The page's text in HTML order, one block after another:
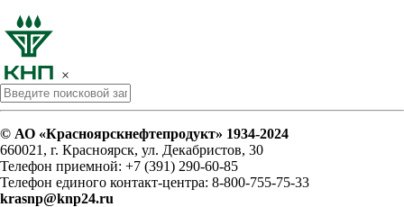
×
© АО «Красноярскнефтепродукт» 1934-2024
660021, г. Красноярск, ул. Декабристов, 30
Телефон приемной: +7 (391) 290-60-85
Телефон единого контакт-центра: 8-800-755-75-33
krasnp@knp24.ru